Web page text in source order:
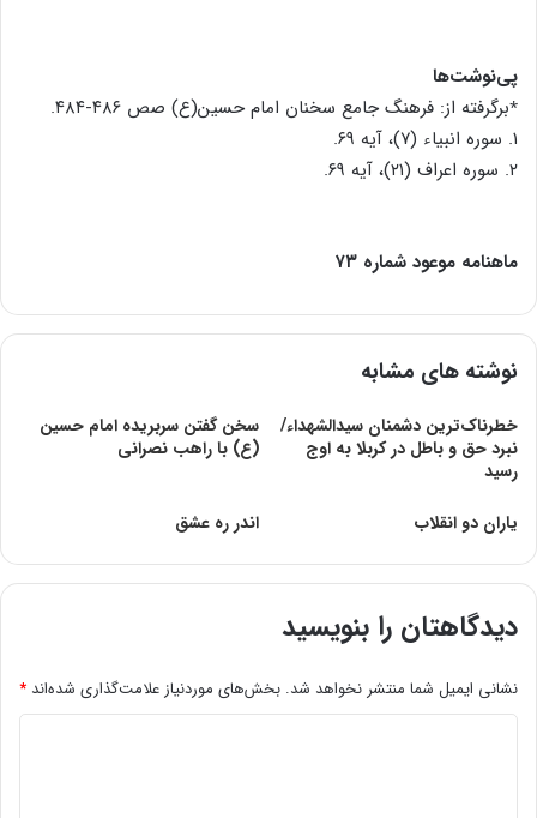
پی‌نوشت‌ها
٭برگرفته از: فرهنگ جامع سخنان امام حسین(ع) صص ۴۸۶-۴۸۴.
۱. سوره انبیاء (۷)، آیه ۶۹.
۲. سوره اعراف (۲۱)، آیه ۶۹.
⁬ماهنامه موعود شماره ۷۳
نوشته های مشابه
خطرناک‌ترین دشمنان سیدالشهداء/
نبرد حق و باطل در کربلا به اوج
رسید
سخن گفتن سربریده امام حسین
(ع) با راهب نصرانی
یاران دو انقلاب اندر ره عشق
دیدگاهتان را بنویسید
نشانی ایمیل شما منتشر نخواهد شد. بخش‌های موردنیاز علامت‌گذاری شده‌اند *